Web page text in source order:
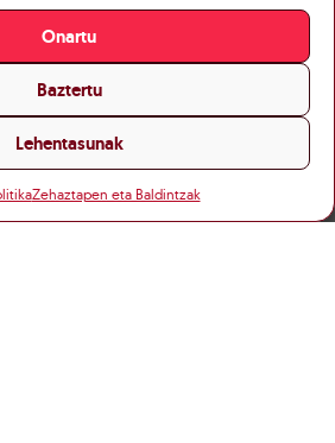
Onartu
Baztertu
Lehentasunak
Zehaztapen eta Baldintzak